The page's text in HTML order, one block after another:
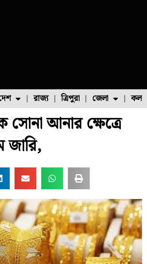
ফুল চাষ ফল চাষ মাছ চাষ
রাজ্য ত্রিপুরা জেলা
উত্তর ২৪ পরগনা
সোনা আনার ক্ষেত্রে
জারি,